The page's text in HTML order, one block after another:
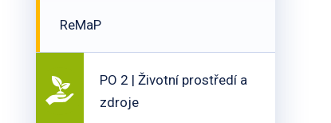
ReMaP
PO 2 | Životní prostředí a
zdroje